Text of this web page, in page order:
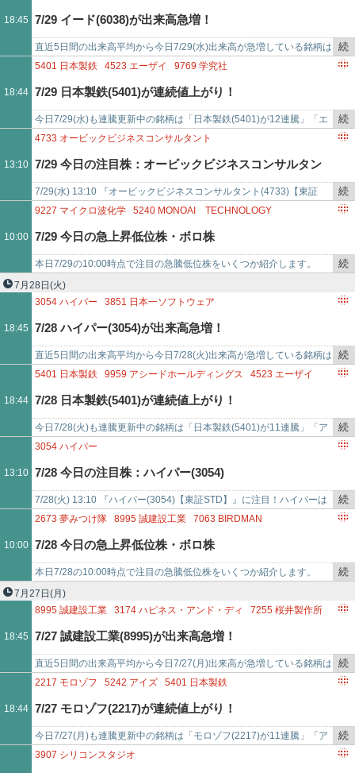
で
18:45
マイクロ波化学
ヤマウホールディングス 4260 ハイブリッドテクノロジーズ
1771日本乾溜工業 7110クラシコム
7/29 イード(6038)が出来高急増！
直近5日間の出来高平均から今日7/29(水)出来高が急増している銘柄は
「イード(6038)が出来高平均比41.689倍」「ヤマックス(5285)が出…
続
き
事
で
18:44
5401 日本製鉄 4523 エーザイ 9769 学究社
ケーズホールディングス
アサヒグループホールディングス 7989
8097三愛オブリ 9856ケーユーホールディングス
6200 インソース
7/29 日本製鉄(5401)が連続値上がり！
今日7/29(水)も連騰更新中の銘柄は「日本製鉄(5401)が12連騰」「エ
ーザイ(4523)が9連騰」「学究社(9769)が9連騰」「ケーズホール…
続
き
事
で
13:10
4733 オービックビジネスコンサルタント
7/29 今日の注目株：オービックビジネスコンサルタン
ト(4733)
7/29(水) 13:10 『オービックビジネスコンサルタント(4733)【東証
PRM】』に注目！オービックビジネスコンサルタントは今日現在、上
続
き
事
10:00
9227 マイクロ波化学 5240 MONOAI TECHNOLOGY
AMAZIA 1848富士ピー・エス 3187
日本製麻 8918 ランド 2586 フルッタフルッタ
7/29 今日の急上昇低位株・ボロ株
本日7/29の10:00時点で注目の急騰低位株をいくつか紹介します。
「イノバセル(504A) - 値上がり率は+15%超え」「マイクロ波化学
(922…
続
を
で
7月28日 (火)
18:45
3054 ハイパー 3851 日本一ソフトウェア
テックファームホールディングス 1758
丸八ホールディングス 4881 ファンペップ
5446北越メタル 9171栗林商船 1930北陸電気工事
7/28 ハイパー(3054)が出来高急増！
直近5日間の出来高平均から今日7/28(火)出来高が急増している銘柄は
「ハイパー(3054)が出来高平均比970.857倍」「日本一ソフトウェア
続
き
事
で
18:44
5401 日本製鉄 9959 アシードホールディングス 4523 エーザイ
学究社 4441
トビラシステムズ
ケーズホールディングス
2502アサヒグループホールディングス 8097三愛オブリ
7989 立川ブラインド工業
7/28 日本製鉄(5401)が連続値上がり！
今日7/28(火)も連騰更新中の銘柄は「日本製鉄(5401)が11連騰」「ア
シードホールディングス(9959)が8連騰」「エーザイ(4523)が8連…
続
き
事
で
13:10
3054 ハイパー
7/28 今日の注目株：ハイパー(3054)
7/28(火) 13:10 『ハイパー(3054)【東証STD】』に注目！ハイパーは
今日現在、上昇中。このまま現在の株価で終了すると、7/23(木)…
続
き
事
10:00
2673 夢みつけ隊 8995 誠建設工業 7063 BIRDMAN
日本一ソフトウェア 7462 CAPITA
マーソ 2370 メディネット 4597ソレイジア・ファーマ
7255桜井製作所
7/28 今日の急上昇低位株・ボロ株
本日7/28の10:00時点で注目の急騰低位株をいくつか紹介します。
「夢みつけ隊(2673) - 値上がり率は+15%超え」「誠建設工業(8995)
…
続
を
で
7月27日 (月)
18:45
8995 誠建設工業 3174 ハピネス・アンド・ディ 7255 桜井製作所
三洋工業 7800 7363 ベビーカレンダー
ベクターホールディングス 6870日本フェンオール
7461キムラ 3386コスモ・バイオ
7/27 誠建設工業(8995)が出来高急増！
直近5日間の出来高平均から今日7/27(月)出来高が急増している銘柄は
「誠建設工業(8995)が出来高平均比56.115倍」「ハピネス・アンド・
続
き
事
で
18:44
2217 モロゾフ 5242 アイズ 5401 日本製鉄
アシードホールディングス 4523
トビラシステムズ 9029ヒガシホールディングス
8282ケーズホールディングス 9104商船三井
7/27 モロゾフ(2217)が連続値上がり！
今日7/27(月)も連騰更新中の銘柄は「モロゾフ(2217)が11連騰」「ア
イズ(5242)が10連騰」「日本製鉄(5401)が10連騰」「アシード…
続
き
3907 シリコンスタジオ